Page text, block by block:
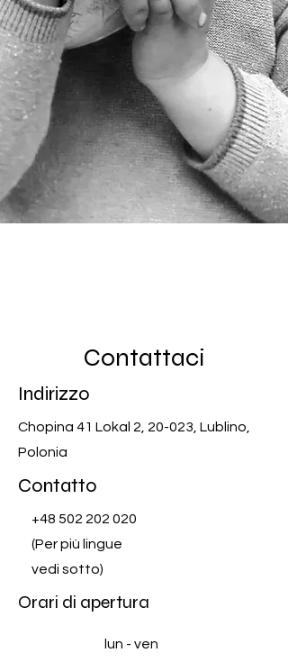
Contattaci
Indirizzo
Chopina 41 Lokal 2, 20-023, Lublino,
Polonia
Contatto
+48 502 202 020
(Per più lingue
vedi sotto)
Orari di apertura
lun - ven